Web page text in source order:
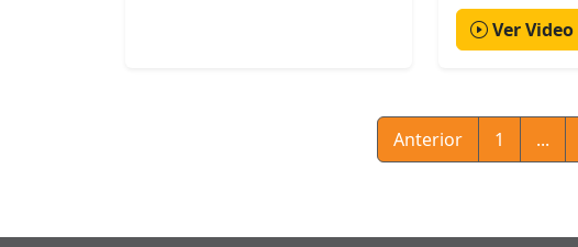
Ver Video
Anterior 1 ...